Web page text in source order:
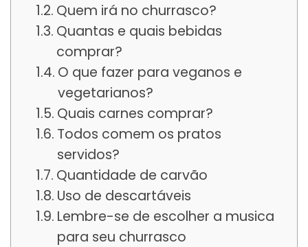
Quem irá no churrasco?
Quantas e quais bebidas
comprar?
O que fazer para veganos e
vegetarianos?
Quais carnes comprar?
Todos comem os pratos
servidos?
Quantidade de carvão
Uso de descartáveis
Lembre-se de escolher a musica
para seu churrasco